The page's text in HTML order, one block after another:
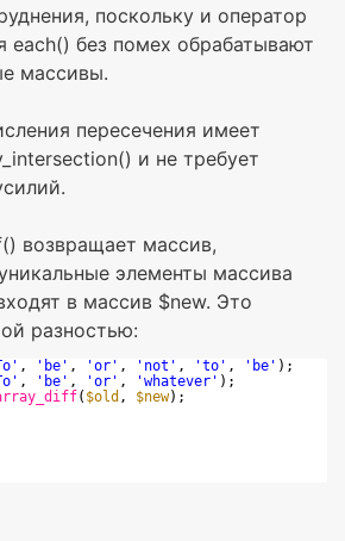
поскольку и оператор
each() без помех обрабатывают
массивы.
пересечения имеет
и не требует
возвращает массив,
элементы массива
в массив $new. Это
разностью:
, 'be' , 'or' , 'not' , 'to' , 'be' );
, 'be' , 'or' , 'whatever' );
( $old , $new);